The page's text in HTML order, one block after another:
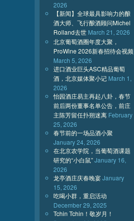
2026
【新闻】全球最具影响力的酿
酒大师、飞行酿酒顾问Michel
Rolland去世 March 21, 2026
北京葡萄酒圈年度大聚，
ProWine 2026新春招待会视频
March 5, 2026
进口酒业巨头ASC精品葡萄
酒，北京媒体聚小记 March 1,
2026
怡园酒庄易主再起八卦，春节
前后两份董事名单公告，前庄
主陈芳留任扑朔迷离 February
25, 2026
春节前的一场品酒小聚
January 24, 2026
在北京农学院，当葡萄酒课题
研究的“小白鼠”January 16,
2026
龙亭酒庄庆春晚宴January
15, 2026
吃喝小群，重启活动
December 29, 2025
Tchin Tchin！敬岁月！